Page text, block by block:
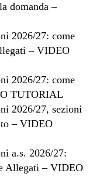
domanda –
2026/27: come
– VIDEO
2026/27: come
TUTORIAL
2026/27, sezioni
– VIDEO
a.s. 2026/27:
Allegati – VIDEO